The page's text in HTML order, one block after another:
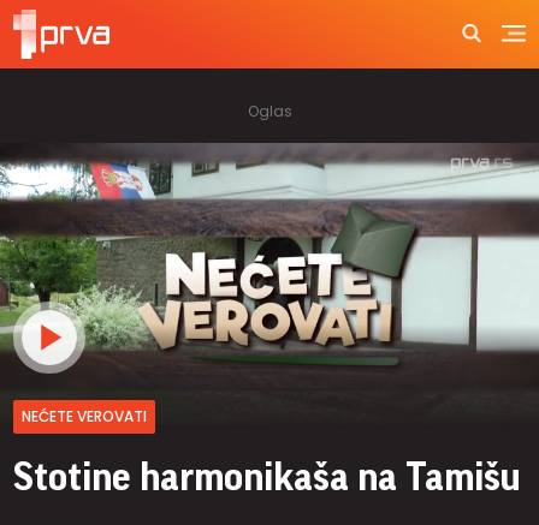
NEĆETE VEROVATI
Stotine harmonikaša na Tamišu